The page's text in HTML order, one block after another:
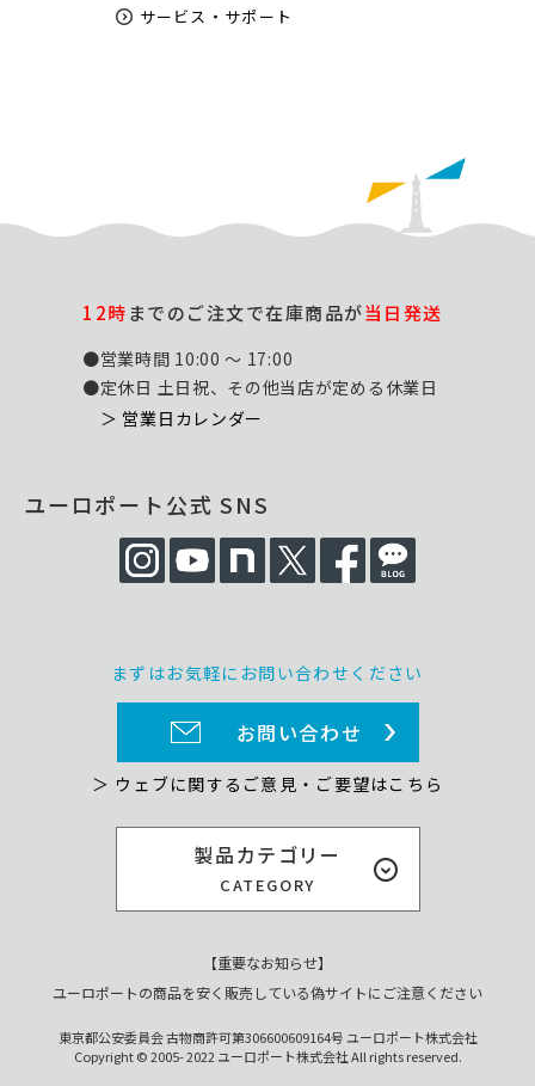
サービス・サポート
製品カテゴリー
CATEGORY
12時までのご注文で在庫商品が当日発送
●営業時間 10:00 ～ 17:00
●定休日 土日祝、その他当店が定める休業日
＞ 営業日カレンダー
ユーロポート公式 SNS
まずはお気軽にお問い合わせください
お問い合わせ
＞ ウェブに関するご意見・ご要望はこちら
【重要なお知らせ】
ユーロポートの商品を安く販売している偽サイトにご注意ください
東京都公安委員会 古物商許可第306600609164号 ユーロポート株式会社
Copyright © 2005- 2022 ユーロポート株式会社 All rights reserved.